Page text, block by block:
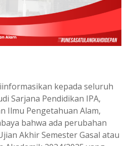
kepada seluruh
Sarjana Pendidikan IPA,
Ilmu Pengetahuan Alam,
bahwa ada perubahan
Akhir Semester Gasal atau